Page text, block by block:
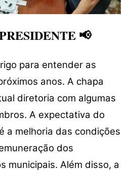
📢
para entender as
anos. A chapa
diretoria com algumas
A expectativa do
a melhoria das condições
dos
municipais. Além disso, a